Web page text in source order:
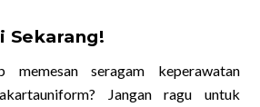
Sekarang!
memesan seragam keperawatan
Jangan ragu untuk